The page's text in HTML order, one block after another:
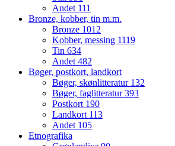
Andet 111
Bronze, kobber, tin m.m.
Bronze 1012
Kobber, messing 1119
Tin 634
Andet 482
Bøger, postkort, landkort
Bøger, skønlitteratur 132
Bøger, faglitteratur393
Postkort 190
Landkort 113
Andet 105
Etnografika